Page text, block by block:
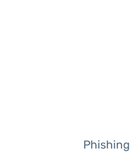
Phishing